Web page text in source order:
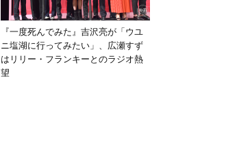
『一度死んでみた』吉沢亮が「ウユ
ニ塩湖に行ってみたい」、広瀬すず
はリリー・フランキーとのラジオ熱
望